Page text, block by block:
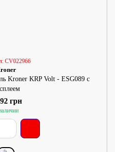
CV022966
Kroner KRP Volt - ESG089 с
грн